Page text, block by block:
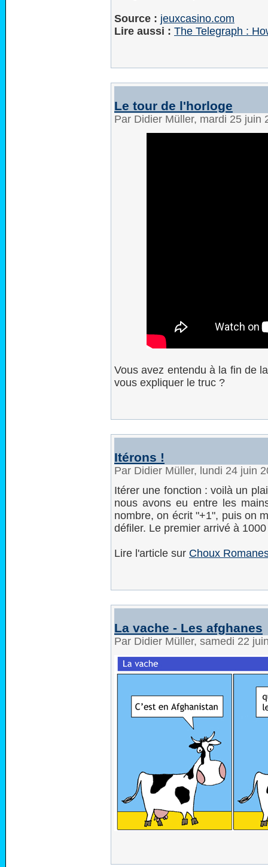
Source : jeuxcasino.com
Lire aussi : The Telegraph :
Le tour de l'horloge
Par Didier Müller, mardi 25 juin
Vous avez entendu à la fin de
vous expliquer le truc ?
Itérons !
Par Didier Müller, lundi 24 juin
Itérer une fonction : voilà un
nous avons eu entre les
nombre, on écrit "+1", puis on
défiler. Le premier arrivé à
Lire l'article sur Choux
La vache - Les afghanes
Par Didier Müller, samedi 22